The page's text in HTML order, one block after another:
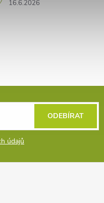
16.6.2026
údajů
ODEBÍRAT